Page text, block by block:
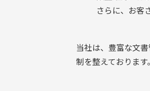
さらに、お客
当社は、豊富な文
制を整えております